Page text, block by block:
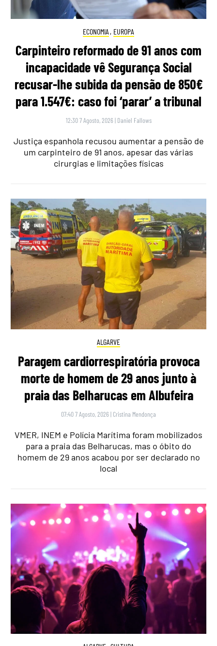
ECONOMIA , EUROPA
Carpinteiro reformado de 91 anos com
incapacidade vê Segurança Social
recusar-lhe subida da pensão de 850€
para 1.547€: caso foi ‘parar’ a tribunal
12:30 7 Agosto, 2026 | Daniel Fallows
Justiça espanhola recusou aumentar a pensão de
um carpinteiro de 91 anos, apesar das várias
cirurgias e limitações físicas
ALGARVE
Paragem cardiorrespiratória provoca
morte de homem de 29 anos junto à
praia das Belharucas em Albufeira
07:40 7 Agosto, 2026 | Cristina Mendonça
VMER, INEM e Polícia Marítima foram mobilizados
para a praia das Belharucas, mas o óbito do
homem de 29 anos acabou por ser declarado no
local